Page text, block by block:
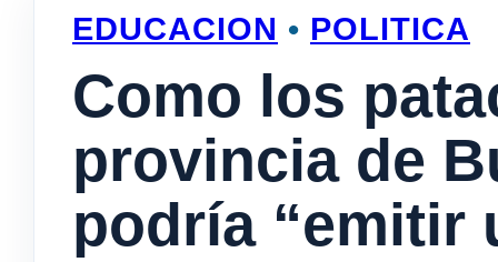
EDUCACION • POLITICA
Como los
provincia de
podría “emitir